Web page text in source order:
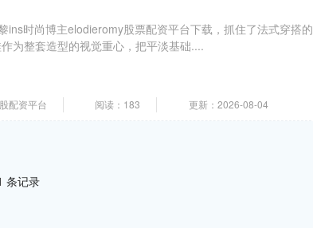
ins时尚博主elodieromy股票配资平台下载，抓住了法式穿搭的
为整套造型的视觉重心，把平淡基础....
配资平台 阅读：183 更新：2026-08-04
条记录